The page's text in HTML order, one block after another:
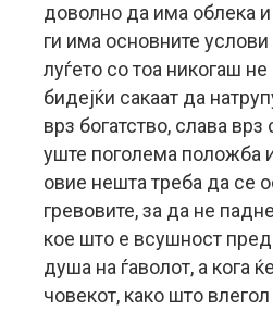
доволно да има облека
ги има основните
луѓето со тоа никогаш
бидејќи сакаат да
врз богатство, слава
уште поголема положба
овие нешта треба да се
гревовите, за да не
кое што е всушност
душа на ѓаволот, а кога
човекот, како што влегол